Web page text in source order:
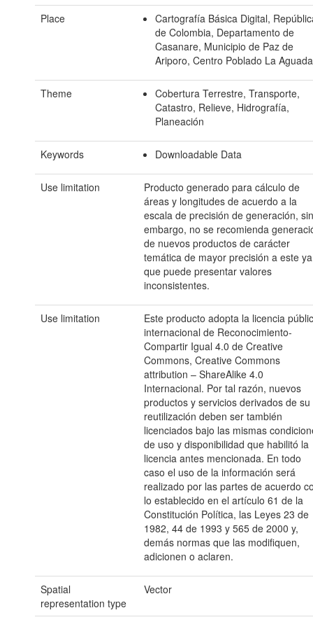
Place
Cartografía Básica Digital,
de Colombia, Departamento de
Casanare, Municipio de Paz de
Ariporo, Centro Poblado La Aguada
Theme
Cobertura Terrestre, Transporte,
Catastro, Relieve, Hidrografía,
Planeación
Keywords Downloadable Data
Use limitation
Producto generado para cálculo de
áreas y longitudes de acuerdo a la
escala de precisión de generación, sin
embargo, no se recomienda
de nuevos productos de carácter
temática de mayor precisión a este ya
que puede presentar valores
inconsistentes.
Use limitation
Este producto adopta la licencia
internacional de Reconocimiento-
Compartir Igual 4.0 de Creative
Commons, Creative Commons
attribution – ShareAlike 4.0
Internacional. Por tal razón, nuevos
productos y servicios derivados de su
reutilización deben ser también
licenciados bajo las mismas
de uso y disponibilidad que habilitó la
licencia antes mencionada. En todo
caso el uso de la información será
realizado por las partes de acuerdo
lo establecido en el artículo 61 de la
Constitución Política, las Leyes 23 de
1982, 44 de 1993 y 565 de 2000 y,
demás normas que las modifiquen,
adicionen o aclaren.
Spatial
representation type
Vector